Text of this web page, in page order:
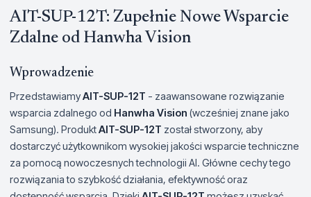
AIT-SUP-12T: Zupełnie Nowe Wsparcie
Zdalne od Hanwha Vision
Wprowadzenie
PrzedstawiamyAIT-SUP-12T - zaawansowane rozwiązanie
wsparcia zdalnego od Hanwha Vision (wcześniej znane jako
Samsung). ProduktAIT-SUP-12T został stworzony, aby
dostarczyć użytkownikom wysokiej jakości wsparcie techniczne
za pomocą nowoczesnych technologii AI. Główne cechy tego
rozwiązania to szybkość działania, efektywność oraz